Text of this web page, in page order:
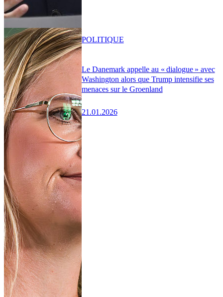
Le Danemark appelle au « dialogue » avec
Washington alors que Trump intensifie ses
menaces sur le Groenland
21.01.2026
POLITIQUE